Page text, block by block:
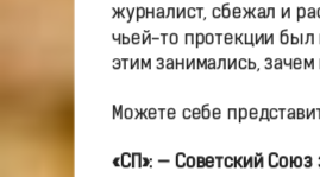
журналист, сбежал и
чьей-то протекции был
этим занимались,
Можете себе
«СП»: — Советский Союз